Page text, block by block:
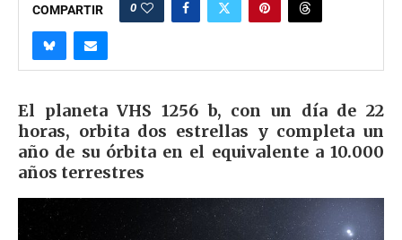
COMPARTIR 0
El planeta VHS 1256 b, con un día de 22
horas, orbita dos estrellas y completa un
año de su órbita en el equivalente a 10.000
años terrestres